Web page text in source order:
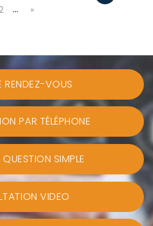
… »
RENDEZ-VOUS
PAR TÉLÉPHONE
SIMPLE
VIDEO